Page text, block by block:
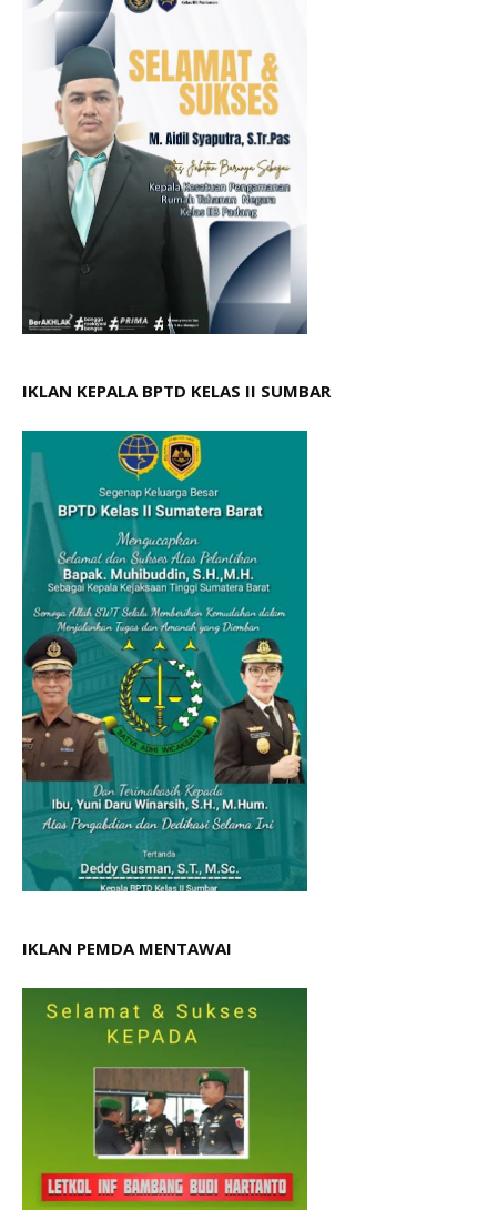
IKLAN KEPALA BPTD KELAS II SUMBAR
IKLAN PEMDA MENTAWAI